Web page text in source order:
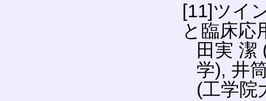
[11]ツイ
と臨床応
田実 潔
学), 井
(工学院